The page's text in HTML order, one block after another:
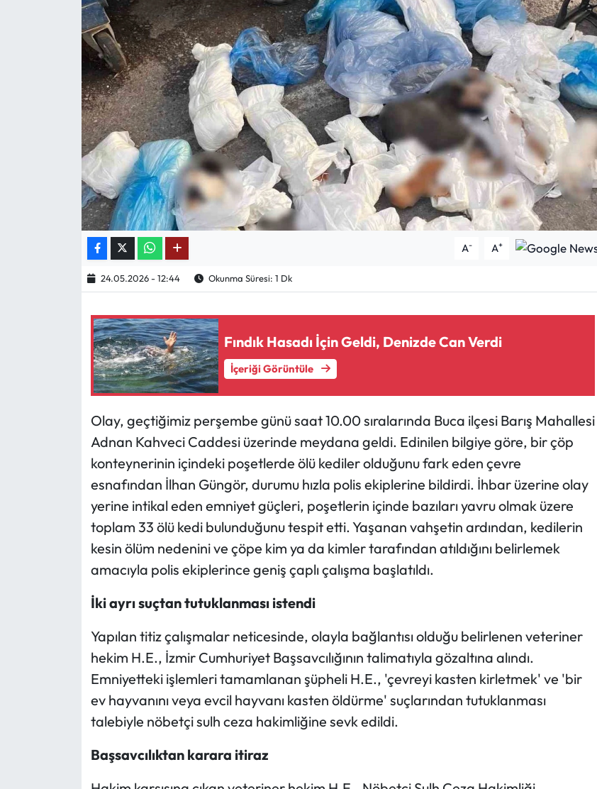
A- A+
24.05.2026 - 12:44 Okunma Süresi: 1 Dk
Fındık Hasadı İçin Geldi, Denizde Can Verdi
İçeriği Görüntüle
Olay, geçtiğimiz perşembe günü saat 10.00 sıralarında Buca ilçesi Barış Mahallesi
Adnan Kahveci Caddesi üzerinde meydana geldi. Edinilen bilgiye göre, bir çöp
konteynerinin içindeki poşetlerde ölü kediler olduğunu fark eden çevre
esnafından İlhan Güngör, durumu hızla polis ekiplerine bildirdi. İhbar üzerine olay
yerine intikal eden emniyet güçleri, poşetlerin içinde bazıları yavru olmak üzere
toplam 33 ölü kedi bulunduğunu tespit etti. Yaşanan vahşetin ardından, kedilerin
kesin ölüm nedenini ve çöpe kim ya da kimler tarafından atıldığını belirlemek
amacıyla polis ekiplerince geniş çaplı çalışma başlatıldı.
İki ayrı suçtan tutuklanması istendi
Yapılan titiz çalışmalar neticesinde, olayla bağlantısı olduğu belirlenen veteriner
hekim H.E., İzmir Cumhuriyet Başsavcılığının talimatıyla gözaltına alındı.
Emniyetteki işlemleri tamamlanan şüpheli H.E., 'çevreyi kasten kirletmek' ve 'bir
ev hayvanını veya evcil hayvanı kasten öldürme' suçlarından tutuklanması
talebiyle nöbetçi sulh ceza hakimliğine sevk edildi.
Başsavcılıktan karara itiraz
Manşet
Köşe Yazıları
Karikatür Galeri
ASTROLOJİ
Spor Yazıları
Mektup Galeri
Ekonomi